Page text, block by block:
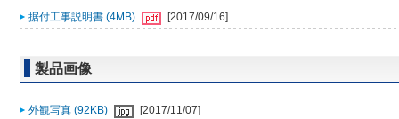
据付工事説明書 (4MB) [2017/09/16]
製品画像
外観写真 (92KB) [2017/11/07]